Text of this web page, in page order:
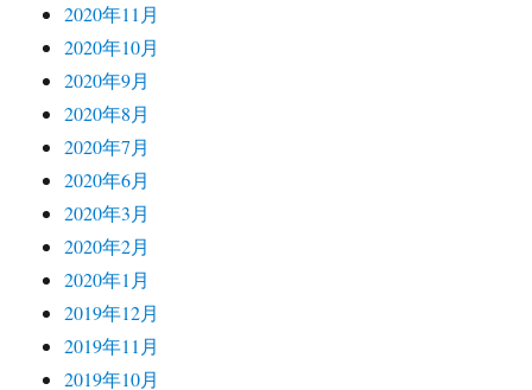
2020年11月
2020年10月
2020年9月
2020年8月
2020年7月
2020年6月
2020年3月
2020年2月
2020年1月
2019年12月
2019年11月
2019年10月